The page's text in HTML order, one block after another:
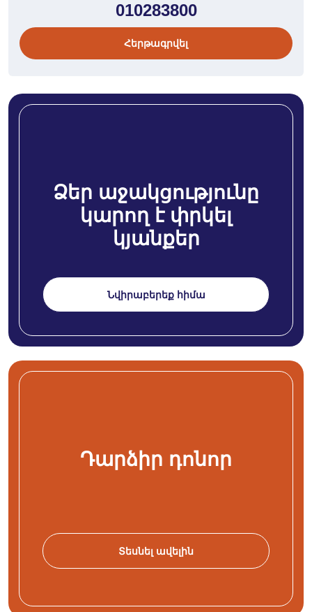
010283800
Հերթագրվել
Ձեր աջակցությունը
կարող է փրկել
կյանքեր
Նվիրաբերեք հիմա
Դարձիր դոնոր
Տեսնել ավելին